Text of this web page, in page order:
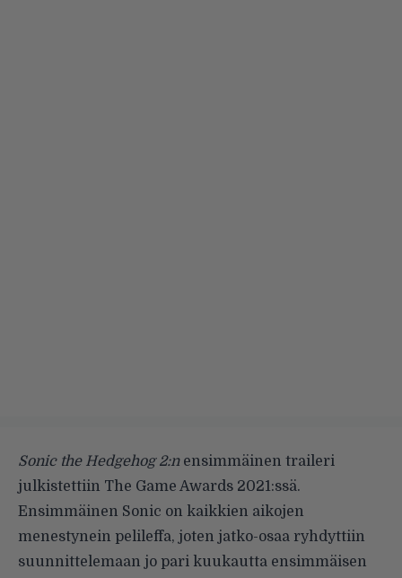
Sonic the Hedgehog 2:nensimmäinen traileri
julkistettiin The Game Awards 2021:ssä.
Ensimmäinen Sonic on kaikkien aikojen
menestynein pelileffa, joten jatko-osaa ryhdyttiin
suunnittelemaan jo pari kuukautta ensimmäisen